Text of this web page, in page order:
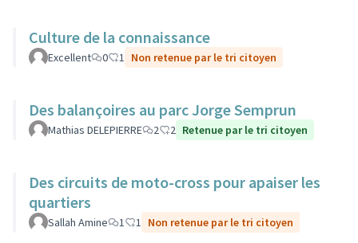
Culture de la connaissance
Excellent 0 1 Non retenue par le tri citoyen
Des balançoires au parc Jorge Semprun
Mathias DELEPIERRE 2 2 Retenue par le tri citoyen
Des circuits de moto-cross pour apaiser les
quartiers
Sallah Amine 1 1 Non retenue par le tri citoyen